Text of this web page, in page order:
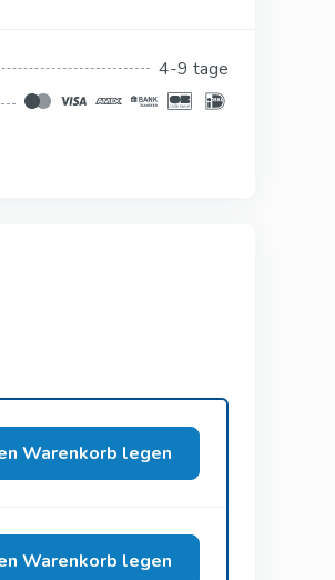
4-9 tage
Warenkorb legen
Warenkorb legen